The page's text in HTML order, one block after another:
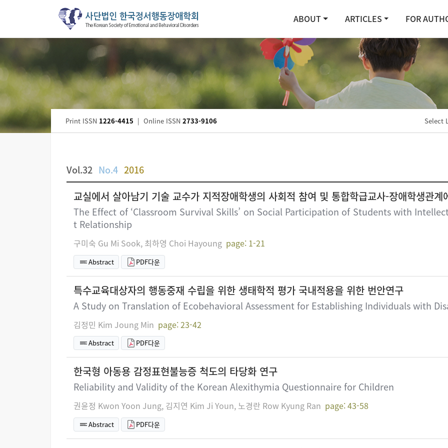
ABOUT ARTICLES FOR
Print ISSN 1226-4415 | Online ISSN 2733-9106 Select
Vol.32 No.4 2016
교실에서 살아남기 기술 교수가 지적장애학생의 사회적 참여 및 통합학급교사-장애학생관계
The Effect of ‘Classroom Survival Skills’ on Social Participation of Students with
t Relationship
구미숙 Gu Mi Sook, 최하영 Choi Hayoung page: 1-21
Abstract PDF다운
특수교육대상자의 행동중재 수립을 위한 생태학적 평가 국내적용을 위한 번안연구
A Study on Translation of Ecobehavioral Assessment for Establishing Individuals with
김정민 Kim Joung Min page: 23-42
Abstract PDF다운
한국형 아동용 감정표현불능증 척도의 타당화 연구
Reliability and Validity of the Korean Alexithymia Questionnaire for Children
권윤정 Kwon Yoon Jung, 김지연 Kim Ji Youn, 노경란 Row Kyung Ran page: 43-58
Abstract PDF다운